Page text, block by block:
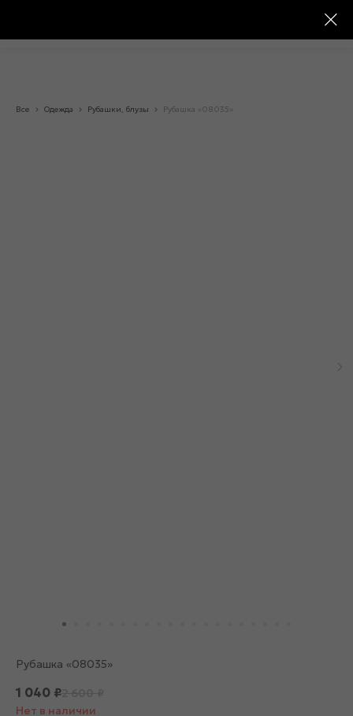
Все Одежда Рубашки, блузы Рубашка «08035»
Рубашка «08035»
1 040 ₽
Нет в наличии